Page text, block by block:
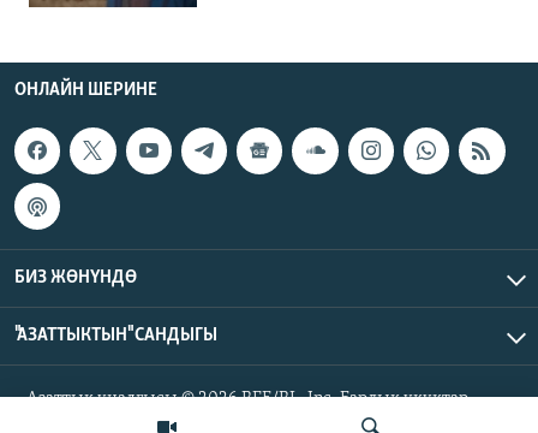
ОНЛАЙН ШЕРИНЕ
БИЗ ЖӨНҮНДӨ
"АЗАТТЫКТЫН" САНДЫГЫ
Азаттык үналгысы © 2026 RFE/RL, Inc. Бардык укуктар